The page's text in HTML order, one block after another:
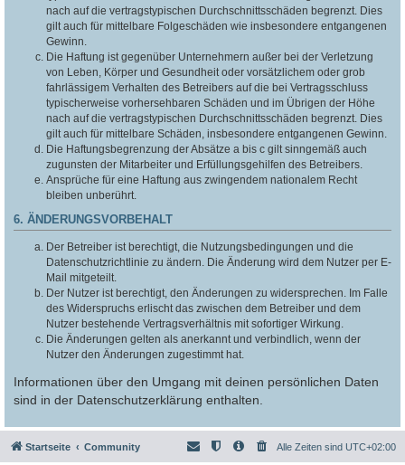
nach auf die vertragstypischen Durchschnittsschäden begrenzt. Dies
gilt auch für mittelbare Folgeschäden wie insbesondere entgangenen
Gewinn.
Die Haftung ist gegenüber Unternehmern außer bei der Verletzung
von Leben, Körper und Gesundheit oder vorsätzlichem oder grob
fahrlässigem Verhalten des Betreibers auf die bei Vertragsschluss
typischerweise vorhersehbaren Schäden und im Übrigen der Höhe
nach auf die vertragstypischen Durchschnittsschäden begrenzt. Dies
gilt auch für mittelbare Schäden, insbesondere entgangenen Gewinn.
Die Haftungsbegrenzung der Absätze a bis c gilt sinngemäß auch
zugunsten der Mitarbeiter und Erfüllungsgehilfen des Betreibers.
Ansprüche für eine Haftung aus zwingendem nationalem Recht
bleiben unberührt.
6. ÄNDERUNGSVORBEHALT
Der Betreiber ist berechtigt, die Nutzungsbedingungen und die
Datenschutzrichtlinie zu ändern. Die Änderung wird dem Nutzer per E-
Mail mitgeteilt.
Der Nutzer ist berechtigt, den Änderungen zu widersprechen. Im Falle
des Widerspruchs erlischt das zwischen dem Betreiber und dem
Nutzer bestehende Vertragsverhältnis mit sofortiger Wirkung.
Die Änderungen gelten als anerkannt und verbindlich, wenn der
Nutzer den Änderungen zugestimmt hat.
Informationen über den Umgang mit deinen persönlichen Daten
sind in der Datenschutzerklärung enthalten.
Startseite Community Alle Zeiten sind UTC+02:00